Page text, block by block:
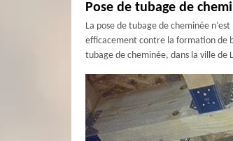
Pose de tubage de
La pose de tubage de cheminée
efficacement contre la formation de
tubage de cheminée, dans la ville de